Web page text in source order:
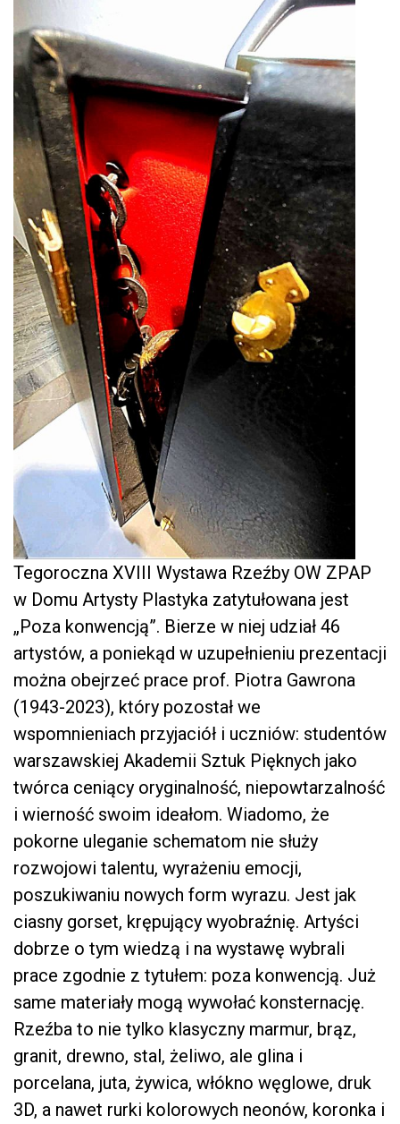
Tegoroczna XVIII Wystawa Rzeźby OW ZPAP
w Domu Artysty Plastyka zatytułowana jest
„Poza konwencją”. Bierze w niej udział 46
artystów, a poniekąd w uzupełnieniu prezentacji
można obejrzeć prace prof. Piotra Gawrona
(1943-2023), który pozostał we
wspomnieniach przyjaciół i uczniów: studentów
warszawskiej Akademii Sztuk Pięknych jako
twórca ceniący oryginalność, niepowtarzalność
i wierność swoim ideałom. Wiadomo, że
pokorne uleganie schematom nie służy
rozwojowi talentu, wyrażeniu emocji,
poszukiwaniu nowych form wyrazu. Jest jak
ciasny gorset, krępujący wyobraźnię. Artyści
dobrze o tym wiedzą i na wystawę wybrali
prace zgodnie z tytułem: poza konwencją. Już
same materiały mogą wywołać konsternację.
Rzeźba to nie tylko klasyczny marmur, brąz,
granit, drewno, stal, żeliwo, ale glina i
porcelana, juta, żywica, włókno węglowe, druk
3D, a nawet rurki kolorowych neonów, koronka i